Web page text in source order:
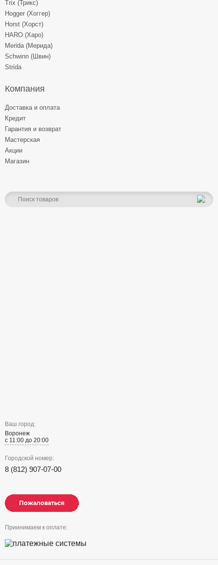
Trix (Трикс)
Hogger (Хоггер)
Horst (Хорст)
HARO (Харо)
Merida (Мерида)
Schwinn (Швин)
Strida
Компания
Доставка и оплата
Кредит
Гарантия и возврат
Мастерская
Акции
Магазин
Ваш город:
Воронеж
с 11:00 до 20:00
Городской номер:
8 (812) 907-07-00
Пожаловаться
Пожаловаться
Пожаловаться
Приинимаем к оплате: